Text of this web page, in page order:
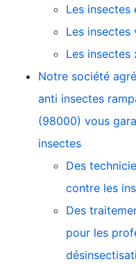
Les insectes
Les insectes
Les insectes
Notre société
anti insectes
(98000) vous
insectes
Des
contre les
Des
pour les